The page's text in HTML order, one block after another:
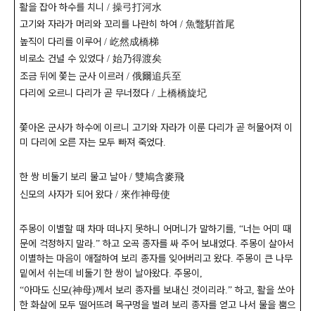
활을 잡아 하수를 치니 / 操弓打河水
고기와 자라가 머리와 꼬리를 나란히 하여 / 魚鼈騈首尾
높직이 다리를 이루어 / 屹然成橋梯
비로소 건널 수 있었다 / 始乃得渡矣
조금 뒤에 쫓는 군사 이르러 / 俄爾追兵至
다리에 오르니 다리가 곧 무너졌다 / 上橋橋旋圮
쫓아온 군사가 하수에 이르니 고기와 자라가 이룬 다리가 곧 허물어져 이
미 다리에 오른 자는 모두 빠져 죽었다.
한 쌍 비둘기 보리 물고 날아 / 雙鳩含麥飛
신모의 사자가 되어 왔다 / 來作神母使
주몽이 이별할 때 차마 떠나지 못하니 어머니가 말하기를, “너는 어미 때
문에 걱정하지 말라.”하고 오곡 종자를 싸 주어 보내었다. 주몽이 살아서
이별하는 마음이 애절하여 보리 종자를 잊어버리고 왔다. 주몽이 큰 나무
밑에서 쉬는데 비둘기 한 쌍이 날아왔다. 주몽이
“아마도 신모(神母)께서 보리 종자를 보내신 것이리라.”하고,활을 쏘아
한 화살에 모두 떨어뜨려 목구멍을 벌려 보리 종자를 얻고 나서 물을 뿜으